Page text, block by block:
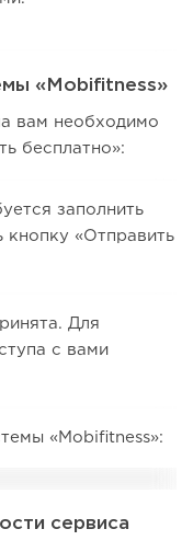
«Mobifitness»
вам необходимо
бесплатно»:
заполнить
кнопку «Отправить
Для
с вами
«Mobifitness»:
сервиса